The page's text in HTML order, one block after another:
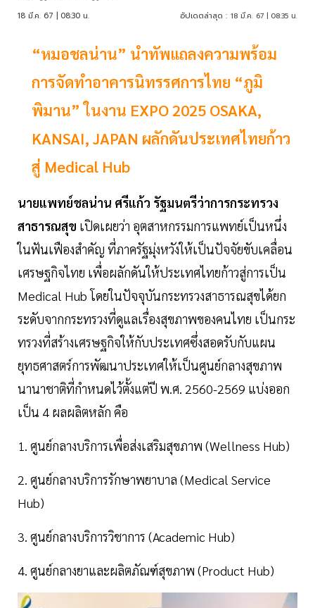
18 มี.ค. 67 | 08:30 น. อัปเดตล่าสุด : 18 มี.ค. 67 | 08:35 น.
“หมอชลน่าน” นำทัพแถลงความพร้อม
การจัดทำอาคารนิทรรศการไทย “ภูมิ
พิมาน” ในงาน EXPO 2025 OSAKA,
KANSAI, JAPAN ผลักดันประเทศไทยก้าว
สู่ Medical Hub
นายแพทย์ชลน่าน ศรีแก้ว รัฐมนตรีว่าการกระทรวง
สาธารณสุข เปิดเผยว่า อุตสาหกรรมการแพทย์เป็นหนึ่ง
ในฟันเฟืองสำคัญ ที่ภาครัฐมุ่งหวังให้เป็นปัจจัยขับเคลื่อน
เศรษฐกิจไทย เพื่อผลักดันให้ประเทศไทยก้าวสู่การเป็น
Medical Hub โดยในปัจจุบันกระทรวงสาธารณสุขได้ยก
ระดับจากกระทรวงที่ดูแลเรื่องสุขภาพของคนไทย เป็นกระ
ทรวงที่สร้างเศรษฐกิจให้กับประเทศซึ่งสอดรับกับแผน
ยุทธศาสตร์การพัฒนาประเทศให้เป็นศูนย์กลางสุขภาพ
นานาชาติที่กำหนดไว้ตั้งแต่ปี พ.ศ. 2560-2569 แบ่งออก
เป็น 4 ผลผลิตหลัก คือ
1. ศูนย์กลางบริการเพื่อส่งเสริมสุขภาพ (Wellness Hub)
2. ศูนย์กลางบริการรักษาพยาบาล (Medical Service
Hub)
3. ศูนย์กลางบริการวิชาการ (Academic Hub)
4. ศูนย์กลางยาและผลิตภัณฑ์สุขภาพ (Product Hub)